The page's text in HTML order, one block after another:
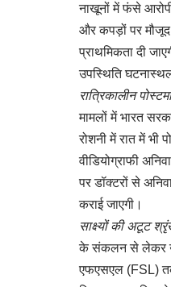
नाखूनों में फंसे
और कपड़ों पर
प्राथमिकता दी
उपस्थिति
रात्रिकालीन
मामलों में भारत
रोशनी में रात में भी
वीडियोग्राफी
पर डॉक्टरों से
कराई जाएगी।
साक्ष्यों की अटूट
के संकलन से लेकर
एफएसएल (FSL)